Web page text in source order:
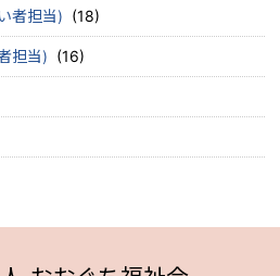
者担当) (18)
担当) (16)